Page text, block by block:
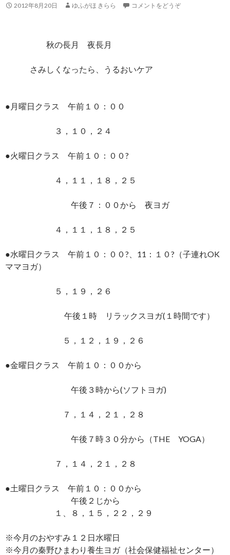
2012年8月20日 ゆふがほ きらら コメントをどうぞ
秋の長月 夜長月
さみしくなったら、うるおいケア
●月曜日クラス 午前１０：００
３，１０，２４
●火曜日クラス 午前１０：００?
４，１１，１８，２５
午後７：００から 夜ヨガ
４，１１，１８，２５
●水曜日クラス 午前１０：００?、11：１０?（子連れOK
ママヨガ）
５，１９，２６
午後１時 リラックスヨガ(１時間です）
５，１２，１９，２６
●金曜日クラス 午前１０：００から
午後３時から(ソフトヨガ)
７，１４，２１，２８
午後７時３０分から（THE YOGA）
７，１４，２１，２８
●土曜日クラス 午前１０：００から
午後２じから
１、８，１５，２２，２９
※今月のおやすみ１２日水曜日
※今月の秦野ひまわり養生ヨガ（社会保健福祉センター）